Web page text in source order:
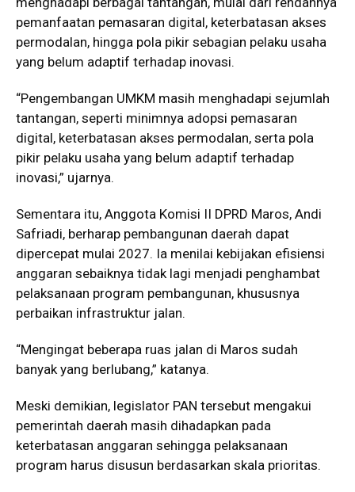
pemanfaatan pemasaran digital, keterbatasan akses
permodalan, hingga pola pikir sebagian pelaku usaha
yang belum adaptif terhadap inovasi.
“Pengembangan UMKM masih menghadapi sejumlah
tantangan, seperti minimnya adopsi pemasaran
digital, keterbatasan akses permodalan, serta pola
pikir pelaku usaha yang belum adaptif terhadap
inovasi,” ujarnya.
Sementara itu, Anggota Komisi II DPRD Maros, Andi
Safriadi, berharap pembangunan daerah dapat
dipercepat mulai 2027. Ia menilai kebijakan efisiensi
anggaran sebaiknya tidak lagi menjadi penghambat
pelaksanaan program pembangunan, khususnya
perbaikan infrastruktur jalan.
“Mengingat beberapa ruas jalan di Maros sudah
banyak yang berlubang,” katanya.
Meski demikian, legislator PAN tersebut mengakui
pemerintah daerah masih dihadapkan pada
keterbatasan anggaran sehingga pelaksanaan
program harus disusun berdasarkan skala prioritas.